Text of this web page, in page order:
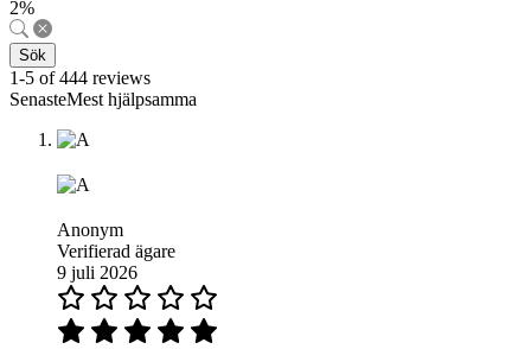
2%
Sök
1-5 of 444 reviews
SenasteMest hjälpsamma
Anonym
Verifierad ägare
9 juli 2026